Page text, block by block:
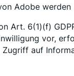
Adobe
Art. 6(1)(f)
vor,
auf